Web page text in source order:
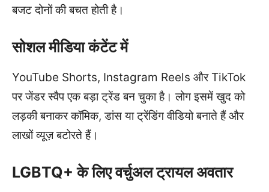
बजट दोनों की बचत होती है।
सोशल मीडिया कंटेंट में
YouTube Shorts, Instagram Reels और TikTok
पर जेंडर स्वैप एक बड़ा ट्रेंड बन चुका है। लोग इसमें खुद को
लड़की बनाकर कॉमिक, डांस या ट्रेंडिंग वीडियो बनाते हैं और
लाखों व्यूज़ बटोरते हैं।
LGBTQ+ के लिए वर्चुअल ट्रायल अवतार